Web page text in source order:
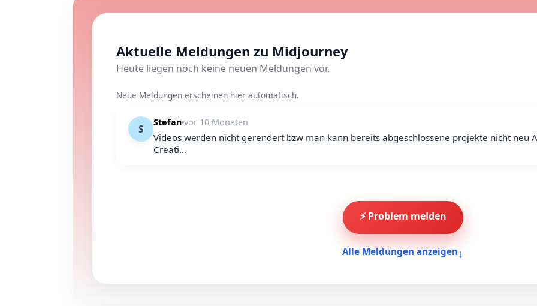
Aktuelle Meldungen zu Midjourney
Heute liegen noch keine neuen Meldungen vor.
Neue Meldungen erscheinen hier automatisch.
S
Stefan vor 10 Monaten
Videos werden nicht gerendert bzw man kann bereits abgeschlossene projekte nicht neu
Creati...
⚡ Problem melden
Alle Meldungen anzeigen ↓